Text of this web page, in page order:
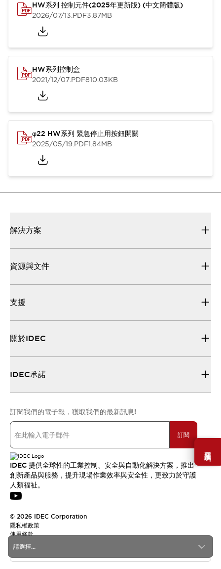
需要幫助嗎？
HW系列 控制元件(2025年更新版) (中文簡體版)
2026/07/13.PDF3.87MB
HW系列控制盒
2021/12/07.PDF810.03KB
φ22 HW系列 緊急停止用按鈕開關
2025/05/19.PDF1.84MB
請選擇...
解決方案
資源與文件
支援
關於IDEC
IDEC承諾
訂閱我們的電子報，獲取我們的最新訊息!
訂閱
IDEC 提供全球性的工業控制、安全與自動化解決方案，推出
創新產品與服務，提升現場作業效率與安全性，更致力於守護
人類福祉。
© 2026 IDEC Corporation
隱私權政策
使用條款
台灣